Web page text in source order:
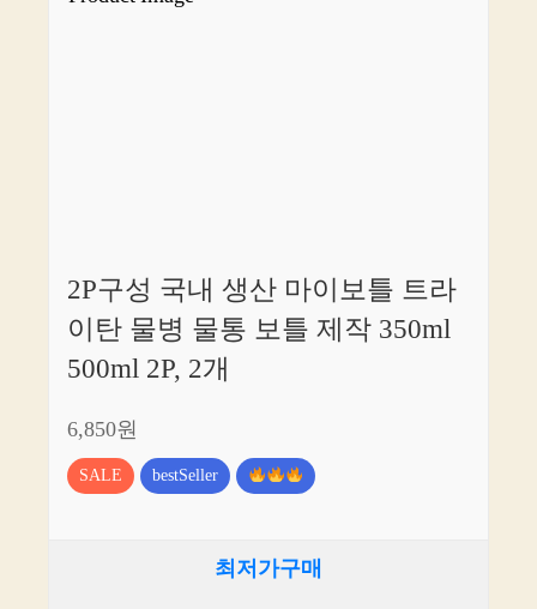
2P구성 국내 생산 마이보틀 트라
이탄 물병 물통 보틀 제작 350ml
500ml 2P, 2개
6,850원
SALE bestSeller
최저가구매